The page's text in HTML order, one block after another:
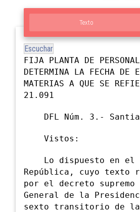
Texto
Escuchar
FIJA PLANTA DE
DETERMINA LA FECHA DE
MATERIAS A QUE SE
21.091
DFL Núm. 3.-
Vistos:
Lo dispuesto en el
República, cuyo texto
por el decreto
General de la
sexto transitorio de